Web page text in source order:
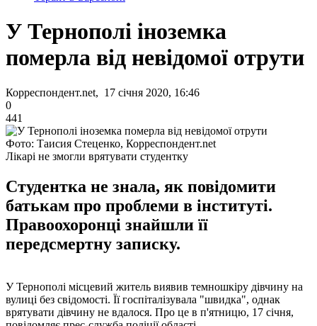
У Тернополі іноземка
померла від невідомої отрути
Корреспондент.net, 17 січня 2020, 16:46
0
441
Фото: Таисия Стеценко, Корреспондент.net
Лікарі не змогли врятувати студентку
Студентка не знала, як повідомити
батькам про проблеми в інституті.
Правоохоронці знайшли її
передсмертну записку.
У Тернополі місцевий житель виявив темношкіру дівчину на
вулиці без свідомості. Її госпіталізувала "швидка", однак
врятувати дівчину не вдалося. Про це в п'ятницю, 17 січня,